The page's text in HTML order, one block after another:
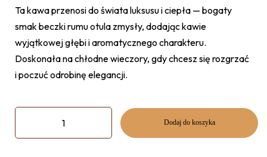
Ta kawa przenosi do świata luksusu i ciepła — bogaty
smak beczki rumu otula zmysły, dodając kawie
wyjątkowej głębi i aromatycznego charakteru.
Doskonała na chłodne wieczory, gdy chcesz się rozgrzać
i poczuć odrobinę elegancji.
Dodaj do koszyka